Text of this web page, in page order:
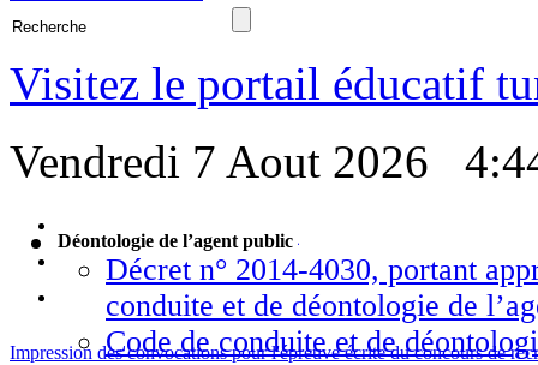
Visitez le portail éducatif
Vendredi 7 Aout 2026
Impression des convocations pour l'épreuve écrite du concours de
Déontologie de l’agent public
Décret n° 2014-4030, portant
conduite et de déontologie de
Code de conduite et de